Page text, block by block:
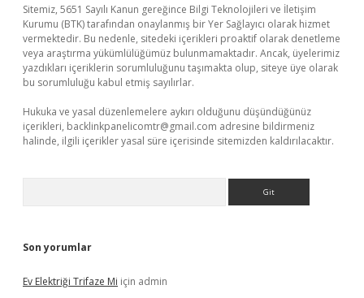
Sitemiz, 5651 Sayılı Kanun gereğince Bilgi Teknolojileri ve İletişim
Kurumu (BTK) tarafından onaylanmış bir Yer Sağlayıcı olarak hizmet
vermektedir. Bu nedenle, sitedeki içerikleri proaktif olarak denetleme
veya araştırma yükümlülüğümüz bulunmamaktadır. Ancak, üyelerimiz
yazdıkları içeriklerin sorumluluğunu taşımakta olup, siteye üye olarak
bu sorumluluğu kabul etmiş sayılırlar.
Hukuka ve yasal düzenlemelere aykırı olduğunu düşündüğünüz
içerikleri, backlinkpanelicomtr@gmail.com adresine bildirmeniz
halinde, ilgili içerikler yasal süre içerisinde sitemizden kaldırılacaktır.
Son yorumlar
Ev Elektriği Trifaze Mi için admin